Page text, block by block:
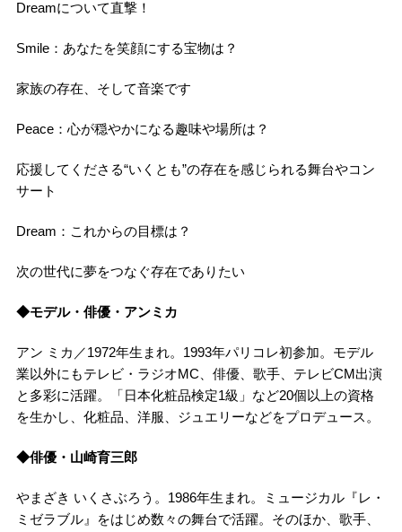
Dreamについて直撃！
Smile：あなたを笑顔にする宝物は？
家族の存在、そして音楽です
Peace：心が穏やかになる趣味や場所は？
応援してくださる“いくとも”の存在を感じられる舞台やコン
サート
Dream：これからの目標は？
次の世代に夢をつなぐ存在でありたい
◆モデル・俳優・アンミカ
アン ミカ／1972年生まれ。1993年パリコレ初参加。モデル
業以外にもテレビ・ラジオMC、俳優、歌手、テレビCM出演
と多彩に活躍。「日本化粧品検定1級」など20個以上の資格
を生かし、化粧品、洋服、ジュエリーなどをプロデュース。
◆俳優・山崎育三郎
やまざき いくさぶろう。1986年生まれ。ミュージカル『レ・
ミゼラブル』をはじめ数々の舞台で活躍。そのほか、歌手、